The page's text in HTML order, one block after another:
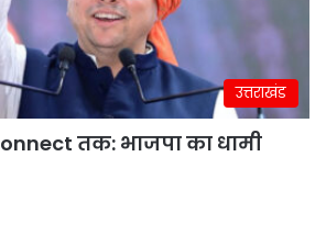
उत्तराखंड
तक: भाजपा का धामी